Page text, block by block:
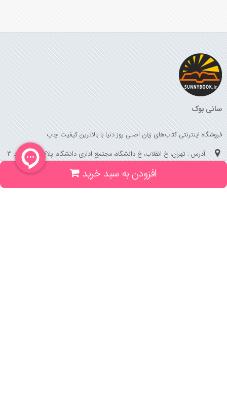
افزودن به سبد خرید
سانی بوک
فروشگاه اینترنتی کتاب‌های زبان اصلی روز دنیا با بالاترین کیفیت چاپ
آدرس : تهران، خ انقلاب، خ دانشگاه، مجتمع اداری دانشگاه، پلاک 158 واحد 3
(جهت خرید حضوری، تلفنی ، پیگیری سفارشات سایت با شماره تلفن 02166175070
تماس حاصل فرمایید)